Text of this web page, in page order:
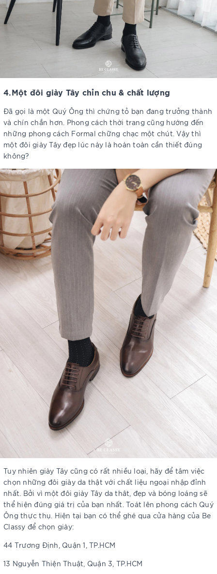
4.Một đôi giày Tây chỉn chu & chất lượng
Đã gọi là một Quý Ông thì chứng tỏ bạn đang trưởng thành
và chín chắn hơn. Phong cách thời trang cũng hướng đến
những phong cách Formal chững chạc một chút. Vậy thì
một đôi giày Tây đẹp lúc này là hoàn toàn cần thiết đúng
không?
Tuy nhiên giày Tây cũng có rất nhiều loại, hãy để tâm việc
chọn những đôi giày da thật với chất liệu ngoại nhập đỉnh
nhất. Bởi vì một đôi giày Tây da thât, đẹp và bóng loáng sẽ
thể hiện đúng giá trị của bạn nhất. Toát lên phong cách Quý
Ông thực thụ. Hiện tại bạn có thể ghé qua cửa hàng của Be
Classy để chọn giày:
44 Trương Định, Quận 1, TP.HCM
13 Nguyễn Thiện Thuật, Quận 3, TP.HCM